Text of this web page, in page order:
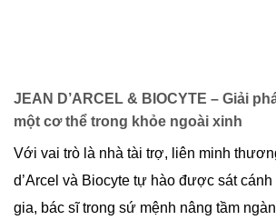
JEAN D’ARCEL & BIOCYTE – Giải
một cơ thể trong khỏe ngoài xinh
Với vai trò là nhà tài trợ, liên minh
d’Arcel và Biocyte tự hào được sát
gia, bác sĩ trong sứ mệnh nâng tầm